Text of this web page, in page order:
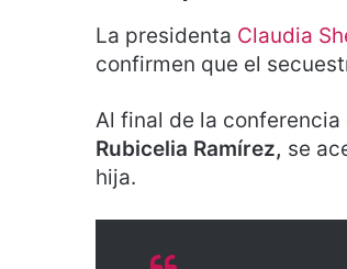
La presidenta Claudia
confirmen que el
Al final de la conferencia
Rubicelia Ramírez, se
hija.